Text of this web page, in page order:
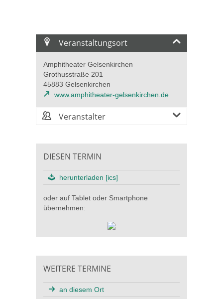
Veranstaltungsort
Amphitheater Gelsenkirchen
Grothusstraße 201
45883 Gelsenkirchen
www.amphitheater-gelsenkirchen.de
Veranstalter
DIESEN TERMIN
herunterladen [ics]
oder auf Tablet oder Smartphone
übernehmen:
WEITERE TERMINE
an diesem Ort